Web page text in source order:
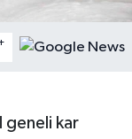
geneli kar